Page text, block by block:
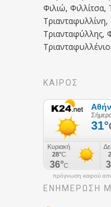
Φιλιώ, Φιλλίτσα,
Τριανταφύλλης,
ΚΑΙΡΟΣ
πρόγνωση καιρού
ΕΝΗΜΈΡΩΣΉ